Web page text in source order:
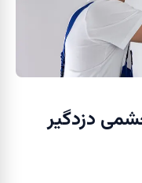
دزدگیر